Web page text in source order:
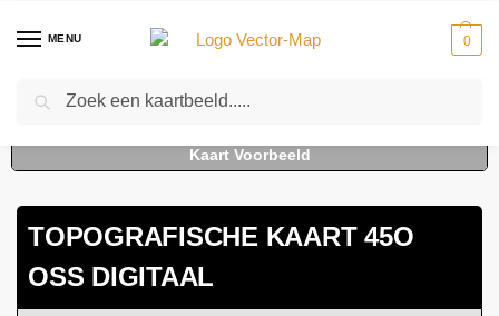
MENU 0
Home Kaarten - Topografische kaarten
TOPOGRAFISCHE KAART 45O
OSS DIGITAAL